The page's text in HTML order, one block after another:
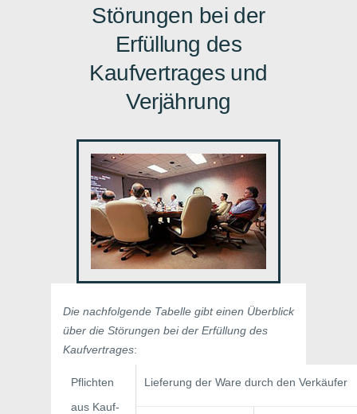
Störungen bei der
Erfüllung des
Kaufvertrages und
Verjährung
Die nachfolgende Tabelle gibt einen Überblick
über die Störungen bei der Erfüllung des
Kaufvertrages:
Pflichten
aus Kauf­
Lieferung der Ware durch den Verkäufer